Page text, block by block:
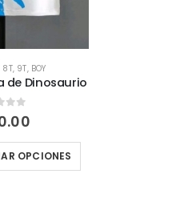
8T, 9T, BOY
de Dinosaurio
of 5
OPCIONES
Este producto tiene múltiples variantes. Las opciones se pueden elegir en la página de producto